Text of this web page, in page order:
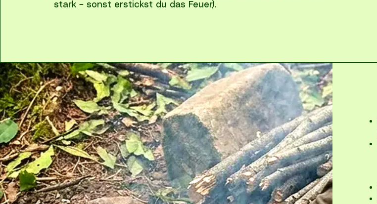
stark – sonst erstickst du das Feuer).